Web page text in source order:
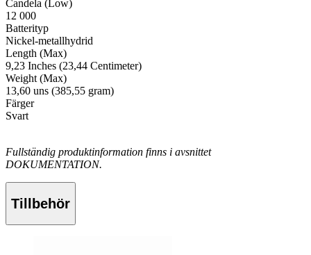
Candela (Low)
12 000
Batterityp
Nickel-metallhydrid
Length (Max)
9,23 Inches (23,44 Centimeter)
Weight (Max)
13,60 uns (385,55 gram)
Färger
Svart
Fullständig produktinformation finns i avsnittet
DOKUMENTATION.
Tillbehör